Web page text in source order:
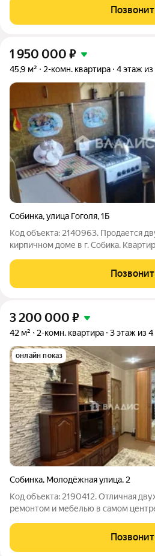
отличается своей надёжностью и
расположена на втором этаже
1 950 000 ₽
45,9 м² 2-комн. квартира 4 этаж из
Собинка,улица Гоголя,1Б
Код объекта: 2140963. Продается
кирпичном доме в г. Собика.
дома наземная парковка, всегда
автомобиля. В шаговой
3 200 000 ₽
42 м² 2-комн. квартира 3 этаж из 4
онлайн показ
Собинка, Молодёжная улица, 2
Код объекта: 2190412. Отличная
ремонтом и мебелью в самом
расположенная по адресу: улица
идеальный выбор для тех, кто ценит